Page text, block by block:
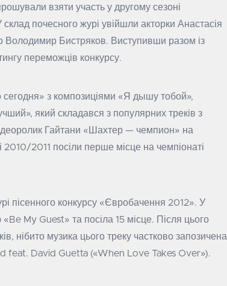
взяти участь у другому сезоні
почесного журі увійшли акторки Анастасія
Володимир Бистряков. Виступивши разом із
переможців конкурсу.
з композиціями «Я дышу тобой»,
який складався з популярних треків з
Гайтани «Шахтер — чемпион» на
2010/2011 посіли перше місце на чемпіонаті
пісенного конкурсу «Євробачення 2012». У
My Guest» та посіла 15 місце. Після цього
нібито музика цього треку частково запозичена
feat. David Guetta («When Love Takes Over»).